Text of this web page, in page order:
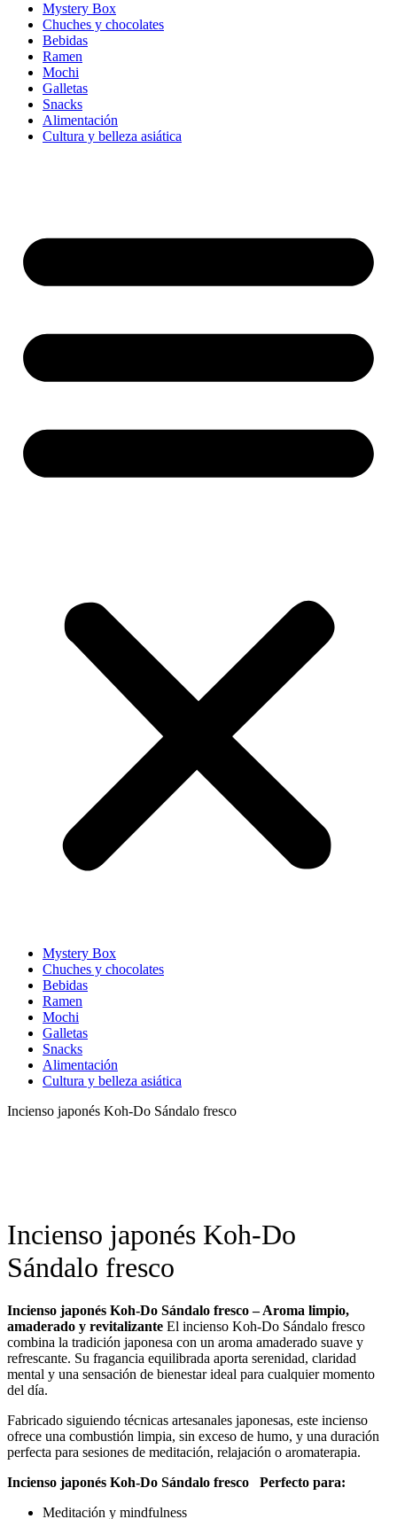
Mystery Box
Chuches y chocolates
Bebidas
Ramen
Mochi
Galletas
Snacks
Alimentación
Cultura y belleza asiática
Mystery Box
Chuches y chocolates
Bebidas
Ramen
Mochi
Galletas
Snacks
Alimentación
Cultura y belleza asiática
Incienso japonés Koh-Do Sándalo fresco
Incienso japonés Koh-Do
Sándalo fresco
Incienso japonés Koh‑Do Sándalo fresco – Aroma limpio,
amaderado y revitalizante El incienso Koh‑Do Sándalo fresco
combina la tradición japonesa con un aroma amaderado suave y
refrescante. Su fragancia equilibrada aporta serenidad, claridad
mental y una sensación de bienestar ideal para cualquier momento
del día.
Fabricado siguiendo técnicas artesanales japonesas, este incienso
ofrece una combustión limpia, sin exceso de humo, y una duración
perfecta para sesiones de meditación, relajación o aromaterapia.
Incienso japonés Koh‑Do Sándalo fresco Perfecto para:
Meditación y mindfulness